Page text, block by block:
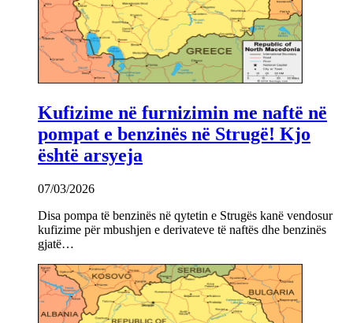
Kufizime në furnizimin me naftë në
pompat e benzinës në Strugë! Kjo
është arsyeja
07/03/2026
Disa pompa të benzinës në qytetin e Strugës kanë vendosur
kufizime për mbushjen e derivateve të naftës dhe benzinës
gjatë…